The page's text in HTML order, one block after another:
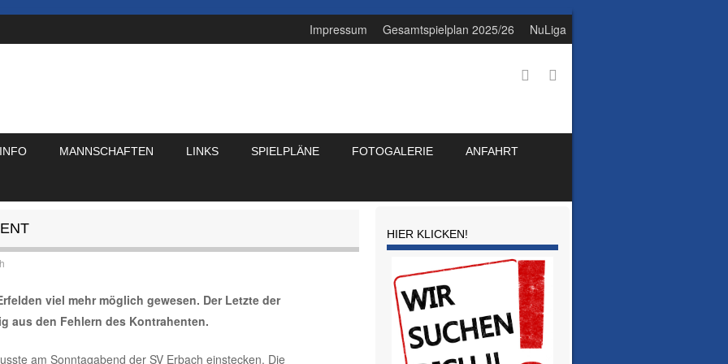
Impressum Gesamtspielplan 2025/26 NuLiga
MANNSCHAFTEN LINKS SPIELPLÄNE FOTOGALERIE ANFAHRT
viel mehr möglich gewesen. Der Letzte der
aus den Fehlern des Kontrahenten.
am Sonntagabend der SV Erbach einstecken. Die
HIER KLICKEN!